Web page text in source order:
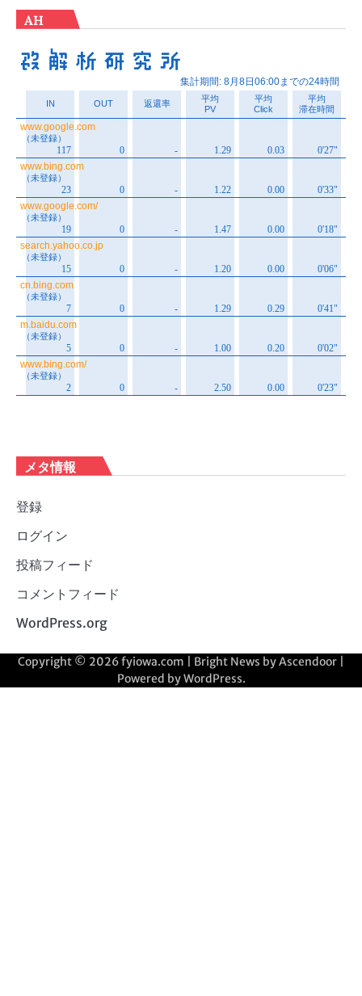
AH
メタ情報
登録
ログイン
投稿フィード
コメントフィード
WordPress.org
Copyright © 2026fyiowa.com | Bright News byAscendoor
Powered byWordPress.